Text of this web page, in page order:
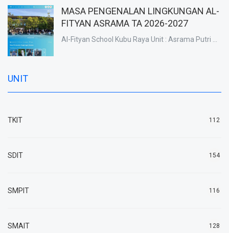
MASA PENGENALAN LINGKUNGAN AL-
FITYAN ASRAMA TA 2026-2027
Al-Fityan School Kubu Raya Unit : Asrama Putri ...
UNIT
TKIT 112
SDIT 154
SMPIT 116
SMAIT 128